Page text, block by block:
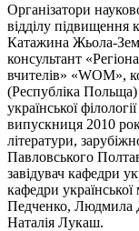
Організатори
відділу підвищення
Катажина Жьола-
консультант
вчителів» «WOM»,
(Республіка
української
випускниця 2010
літератури,
Павловського
завідувач кафедри
кафедри
Педченко, Людмила
Наталія Лукаш.